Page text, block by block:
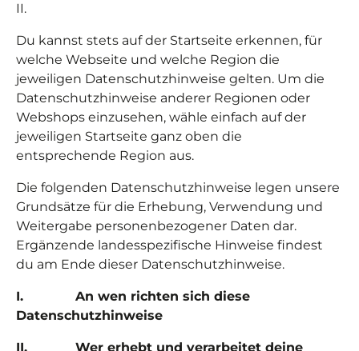
II.
Du kannst stets auf der Startseite erkennen, für
welche Webseite und welche Region die
jeweiligen Datenschutzhinweise gelten. Um die
Datenschutzhinweise anderer Regionen oder
Webshops einzusehen, wähle einfach auf der
jeweiligen Startseite ganz oben die
entsprechende Region aus.
Die folgenden Datenschutzhinweise legen unsere
Grundsätze für die Erhebung, Verwendung und
Weitergabe personenbezogener Daten dar.
Ergänzende landesspezifische Hinweise findest
du am Ende dieser Datenschutzhinweise.
I.
An wen richten sich diese
Datenschutzhinweise
II.
Wer erhebt und verarbeitet deine